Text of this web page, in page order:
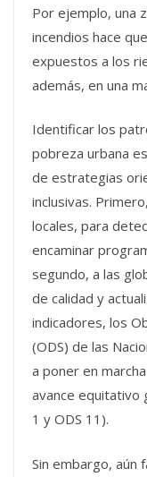
Por ejemplo, una
incendios hace
expuestos a los
además, en una
Identificar los
pobreza urbana
de estrategias
inclusivas.
locales, para
encaminar
segundo, a las
de calidad y
indicadores, los
(ODS) de las
a poner en
avance equitativo
1 y ODS 11).
Sin embargo, aún